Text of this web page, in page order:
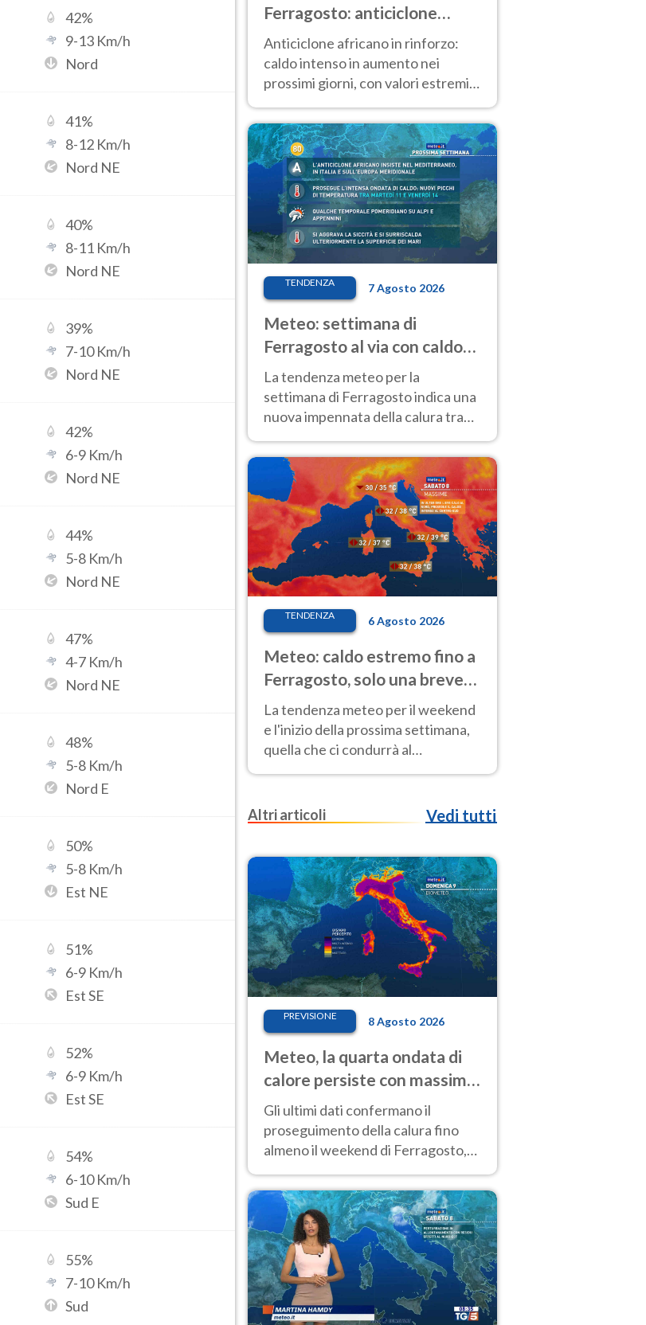
42%
9-13 Km/h
Nord
41%
8-12 Km/h
Nord NE
40%
8-11 Km/h
Nord NE
39%
7-10Km/h
Nord NE
42%
6-9 Km/h
Nord NE
44%
5-8 Km/h
Nord NE
47%
4-7 Km/h
Nord NE
48%
5-8 Km/h
Nord E
50%
5-8 Km/h
Est NE
51%
6-9 Km/h
Est SE
52%
6-9 Km/h
Est SE
54%
6-10Km/h
Sud E
55%
7-10Km/h
Sud
Ferragosto: anticiclone
africano ancora
protagonista
Anticiclone africano in rinforzo:
caldo intenso in aumento nei
prossimi giorni, con valori estremi
d’Italia
TENDENZA 7 Agosto 2026
Meteo: settimana di
Ferragosto al via con caldo
intenso e qualche temporale
La tendenza meteo per la
settimana di Ferragosto indica una
nuova impennata della calura tra
anche al Nord.
TENDENZA 6 Agosto 2026
Meteo: caldo estremo fino a
Ferragosto, solo una breve
pausa. Ecco dove
La tendenza meteo per il weekend
e l'inizio della prossima settimana,
quella che ci condurrà al
Ferragosto, vede ancora
Altri articoli
Vedi tutti
PREVISIONE 8 Agosto 2026
Meteo, la quarta ondata di
calore persiste con massime
sempre molto elevate
Gli ultimi dati confermano il
proseguimento della calura fino
almeno il weekend di Ferragosto,
intensificazione prossima
settimana